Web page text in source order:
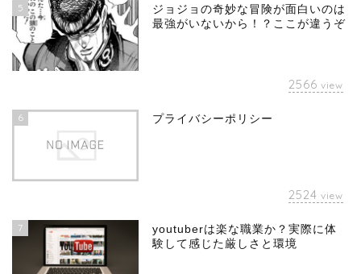
5
ジョジョの奇妙な冒険が面白いのは
最強がいないから！？ここが違うぞ
2566 view
6 プライバシーポリシー
2524 view
7
youtuberは楽な職業か？実際に体
験して感じた厳しさと環境